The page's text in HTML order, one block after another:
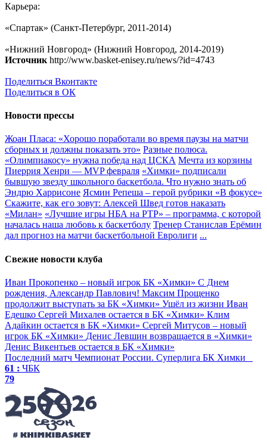
Карьера:
«Спартак» (Санкт-Петербург, 2011-2014)
«Нижний Новгород» (Нижний Новгород, 2014-2019)
Источник http://www.basket-enisey.ru/news/?id=4743
Поделиться Вконтакте
Поделиться в ОК
Новости прессы
Жоан Пласа: «Хорошо поработали во время паузы на матчи
сборных и должны показать это» Разные полюса.
«Олимпиакосу» нужна победа над ЦСКА Мечта из корзины
Пиеррия Хенри — MVP февраля «Химки» подписали
бывшую звезду школьного баскетбола. Что нужно знать об
Эндрю Харрисоне Ясмин Репеша – герой рубрики «В фокусе»
Скажите, как его зовут: Алексей Швед готов наказать
«Милан» «Лучшие игры НБА на РТР» – программа, с которой
началась наша любовь к баскетболу Тренер Станислав Ерёмин
дал прогноз на матчи баскетбольной Евролиги ...
Свежие новости клуба
Иван Прокопенко – новый игрок БК «Химки» С Днем
рождения, Александр Павлович! Максим Прощенко
продолжит выступать за БК «Химки» Ушёл из жизни Иван
Едешко Сергей Михалев остается в БК «Химки» Клим
Адайкин остается в БК «Химки» Сергей Митусов – новый
игрок БК «Химки» Денис Левшин возвращается в «Химки»
Денис Викентьев остается в БК «Химки»
Последний матч Чемпионат России. Суперлига БК Химки
61 : ЧБК
79